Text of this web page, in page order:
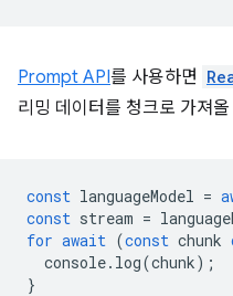
Prompt API를 사용하면
리밍 데이터를 청크로 가져
const languageModel =
const stream =
for await (const chunk
console. log(chunk);
}